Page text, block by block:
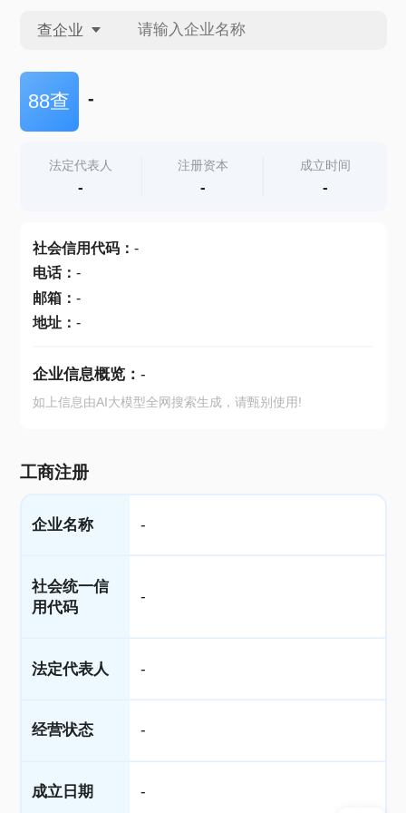
查企业
查企业
查产地
88查 -
法定代表人
-
注册资本
-
成立时间
-
社会信用代码： -
电话： -
邮箱： -
地址： -
企业信息概览： -
如上信息由AI大模型全网搜索生成，请甄别使用!
工商注册
企业名称 -
社会统一信
用代码
-
法定代表人 -
经营状态 -
成立日期 -